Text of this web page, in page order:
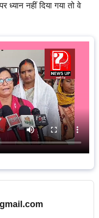
ध्यान नहीं दिया गया तो वे
… Read More